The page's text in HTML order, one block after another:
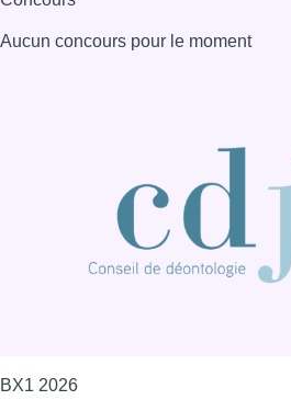
Aucun concours pour le moment
BX1 2026